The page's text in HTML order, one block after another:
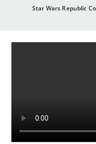
Star Wars Republic